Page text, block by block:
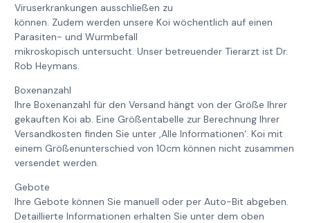
Viruserkrankungen ausschließen zu
können. Zudem werden unsere Koi wöchentlich auf einen
Parasiten- und Wurmbefall
mikroskopisch untersucht. Unser betreuender Tierarzt ist Dr.
Rob Heymans.
Boxenanzahl
Ihre Boxenanzahl für den Versand hängt von der Größe Ihrer
gekauften Koi ab. Eine Größentabelle zur Berechnung Ihrer
Versandkosten finden Sie unter ‚Alle Informationen‘. Koi mit
einem Größenunterschied von 10cm können nicht zusammen
versendet werden.
Gebote
Ihre Gebote können Sie manuell oder per Auto-Bit abgeben.
Detaillierte Informationen erhalten Sie unter dem oben